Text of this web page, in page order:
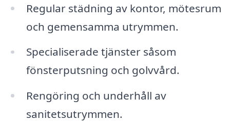
Regular städning av kontor, mötesrum
och gemensamma utrymmen.
Specialiserade tjänster såsom
fönsterputsning och golvvård.
Rengöring och underhåll av
sanitetsutrymmen.